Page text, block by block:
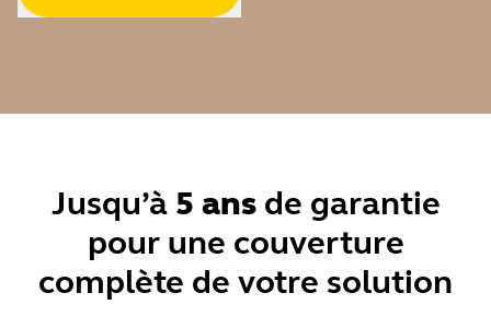
Jusqu’à 5 ansde garantie
pour une couverture
complète de votre solution